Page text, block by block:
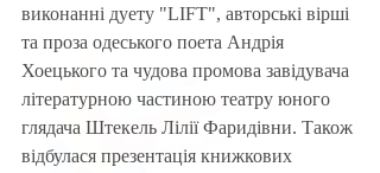
виконанні дуету "LIFT", авторські вірші
та проза одеського поета Андрія
Хоецького та чудова промова завідувача
літературною частиною театру юного
глядача Штекель Лілії Фаридівни. Також
відбулася презентація книжкових